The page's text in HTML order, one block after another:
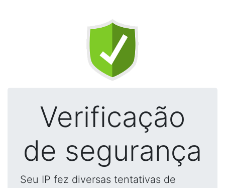
Verificação
de segurança
Seu IP fez diversas tentativas de